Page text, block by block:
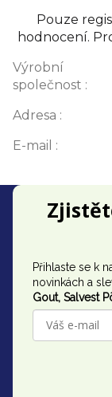
Pouze
hodnocení.
Výrobní
společnost :
Adresa :
E-mail :
Z
Přihlaste se k
novinkách a
Gout, Salvest